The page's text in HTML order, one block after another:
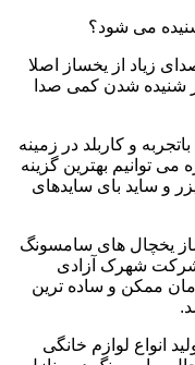
می شود؟
زیاد از یخساز اصلا
شنیده شدن کمی صدا
و کاربلد در زمینه
توانیم بهترین گزینه
و ساید بای سایدهای
یخچال های سامسونگ
شرکت شهرک آزادی
ممکن و ساده ترین
انواع لوازم خانگی